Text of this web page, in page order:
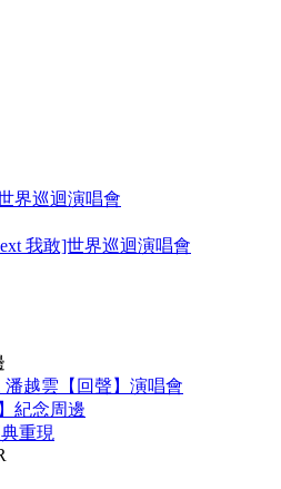
界巡迴演唱會
我敢]世界巡迴演唱會
潘越雲【回聲】演唱會
紀念周邊
重現